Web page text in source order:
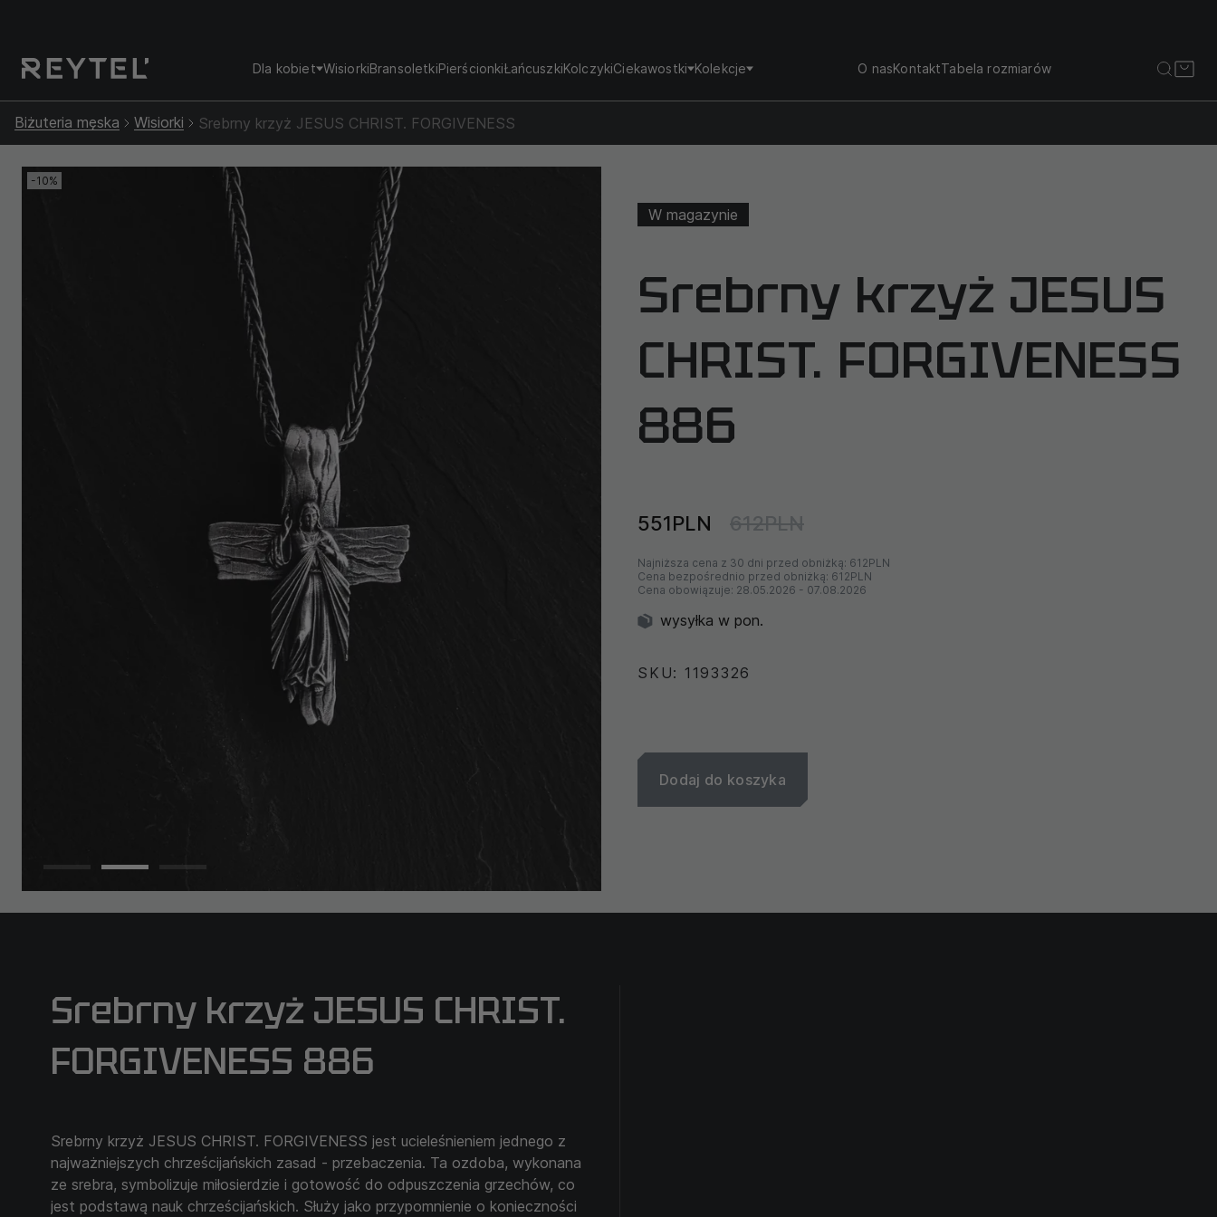
Dla kobiet WisiorkiBransoletkiPierścionkiŁańcuszkiKolczykiCiekawostki Kolekcje O nasKontaktTabela rozmiarów
Biżuteria męska Wisiorki Srebrny krzyż JESUS ​​CHRIST. FORGIVENESS
-10%
W magazynie
Srebrny krzyż JESUS ​​
CHRIST. FORGIVENESS
886
551PLN 612PLN
Najniższa cena z 30 dni przed obniżką: 612PLN
Cena bezpośrednio przed obniżką: 612PLN
Cena obowiązuje: 28.05.2026 - 07.08.2026
wysyłka w pon.
SKU: 1193326
Dodaj do koszyka
Srebrny krzyż JESUS ​​CHRIST.
FORGIVENESS 886
Srebrny krzyż JESUS CHRIST. FORGIVENESS jest ucieleśnieniem jednego z
najważniejszych chrześcijańskich zasad - przebaczenia. Ta ozdoba, wykonana
ze srebra, symbolizuje miłosierdzie i gotowość do odpuszczenia grzechów, co
jest podstawą nauk chrześcijańskich. Służy jako przypomnienie o konieczności